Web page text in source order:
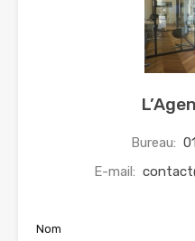
Bureau:
E-mail:
Nom